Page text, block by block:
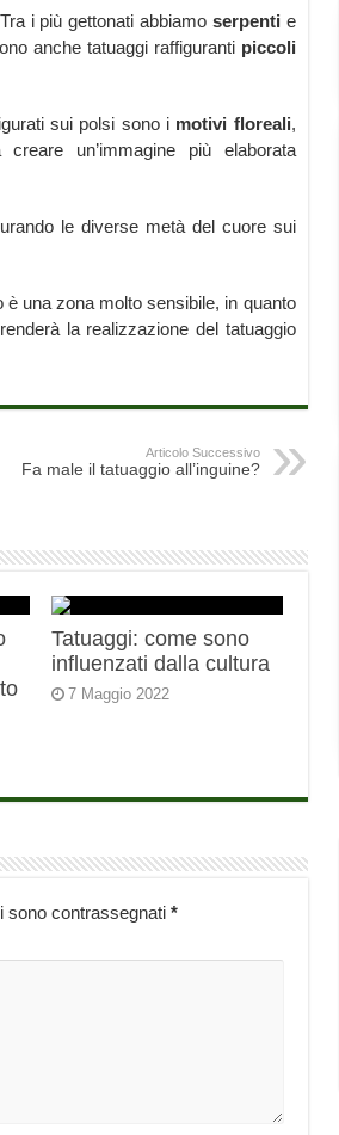
i più gettonati abbiamo serpenti e
anche tatuaggi raffiguranti piccoli
sui polsi sono i motivi floreali,
un’immagine più elaborata
le diverse metà del cuore sui
è una zona molto sensibile, in quanto
la realizzazione del tatuaggio
Articolo Successivo
Fa male il tatuaggio all’inguine?
Tatuaggi: come sono
influenzati dalla cultura
7 Maggio 2022
sono contrassegnati *